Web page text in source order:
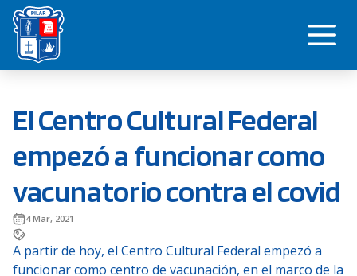
Saltar
contenido
El Centro Cultural Federal
empezó a funcionar como
vacunatorio contra el covid
4 Mar, 2021
A partir de hoy, el Centro Cultural Federal empezó a
funcionar como centro de vacunación, en el marco de la